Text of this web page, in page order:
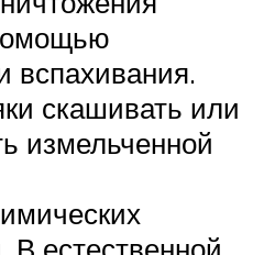
вспахивания.
скашивать или
измельченной